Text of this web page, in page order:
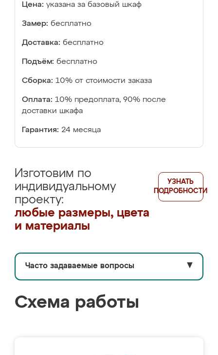
Цена: указана за базовый шкаф
Замер: бесплатно
Доставка: бесплатно
Подъём: бесплатно
Сборка: 10% от стоимости заказа
Оплата: 10% предоплата, 90% после
доставки шкафа
Гарантия: 24 месяца
Изготовим по
индивидуальному
проекту:
любые размеры, цвета
и материалы
УЗНАТЬ
ПОДРОБНОСТИ
Часто задаваемые вопросы ▼
Схема работы